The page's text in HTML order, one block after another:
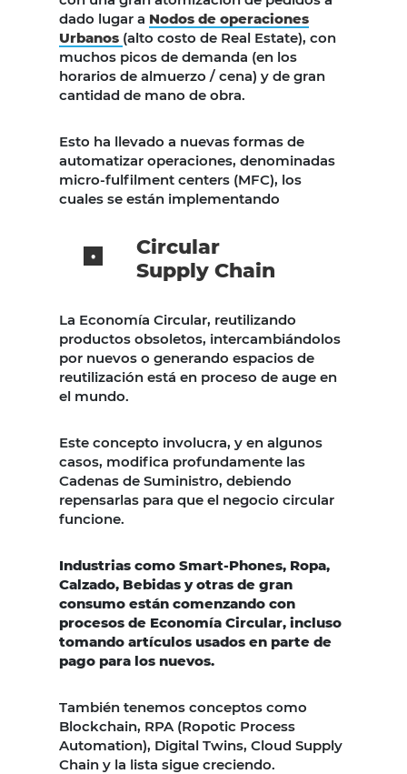
dado lugar a Nodos de operaciones
Urbanos (alto costo de Real Estate), con
muchos picos de demanda (en los
horarios de almuerzo / cena) y de gran
cantidad de mano de obra.
Esto ha llevado a nuevas formas de
automatizar operaciones, denominadas
micro-fulfilment centers (MFC), los
cuales se están implementando
Circular
Supply Chain
La Economía Circular, reutilizando
productos obsoletos, intercambiándolos
por nuevos o generando espacios de
reutilización está en proceso de auge en
el mundo.
Este concepto involucra, y en algunos
casos, modifica profundamente las
Cadenas de Suministro, debiendo
repensarlas para que el negocio circular
funcione.
Industrias como Smart-Phones, Ropa,
Calzado, Bebidas y otras de gran
consumo están comenzando con
procesos de Economía Circular, incluso
tomando artículos usados en parte de
pago para los nuevos.
También tenemos conceptos como
Blockchain, RPA (Ropotic Process
Automation), Digital Twins, Cloud Supply
Chain y la lista sigue creciendo.